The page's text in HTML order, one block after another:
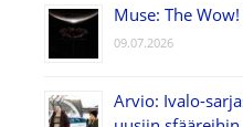
Muse: The
09.07.2026
Arvio: Ivalo-